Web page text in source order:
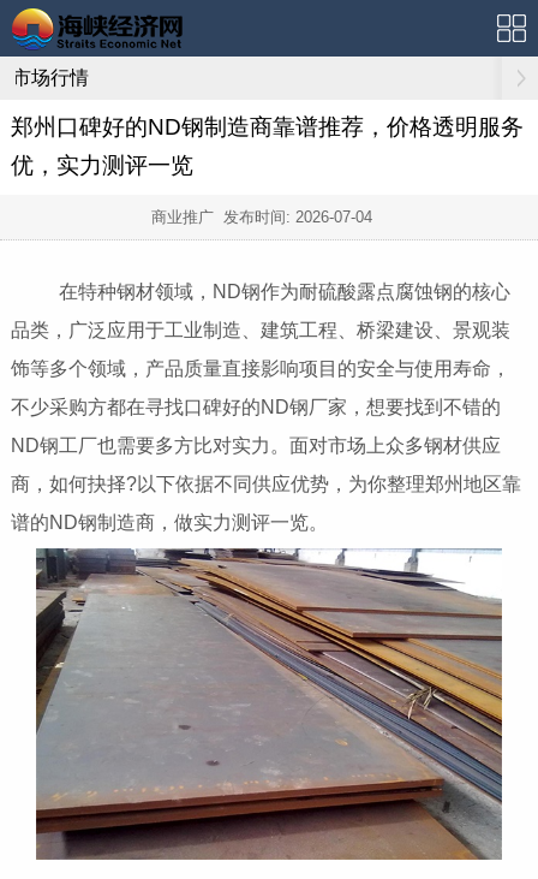
市场行情
郑州口碑好的ND钢制造商靠谱推荐，价格透明服务
优，实力测评一览
商业推广 发布时间: 2026-07-04
在特种钢材领域，ND钢作为耐硫酸露点腐蚀钢的核心
品类，广泛应用于工业制造、建筑工程、桥梁建设、景观装
饰等多个领域，产品质量直接影响项目的安全与使用寿命，
不少采购方都在寻找口碑好的ND钢厂家，想要找到不错的
ND钢工厂也需要多方比对实力。面对市场上众多钢材供应
商，如何抉择?以下依据不同供应优势，为你整理郑州地区靠
谱的ND钢制造商，做实力测评一览。